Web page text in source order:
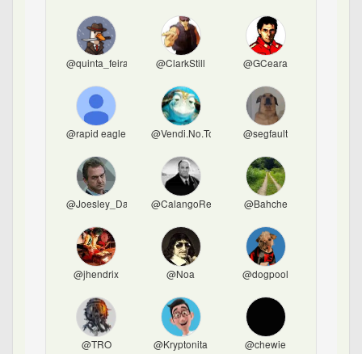
@quinta_feira @ClarkStill @GCeara
@rapid eagle @Vendi.No.Topo @segfault
@Joesley_Day @CalangoRed @Bahche
@jhendrix @Noa @dogpool
@TRO @Kryptonita @chewie